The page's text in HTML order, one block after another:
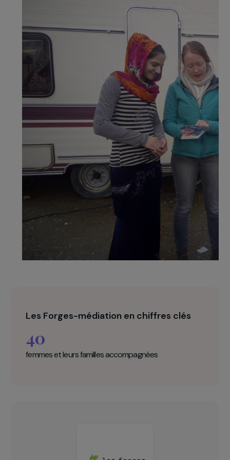
l’accès des femmes à la santé et
durablement leurs conditions de vie.